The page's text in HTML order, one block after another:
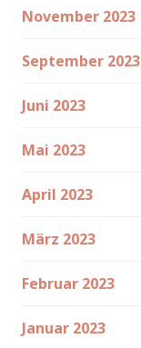
November 2023
September 2023
Juni 2023
Mai 2023
April 2023
März 2023
Februar 2023
Januar 2023